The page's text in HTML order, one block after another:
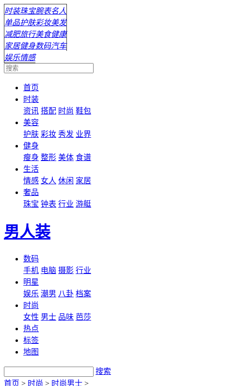
时装珠宝腕表名人
单品护肤彩妆美发
减肥旅行美食健康
家居健身数码汽车
娱乐情感
首页
时装
资讯 搭配 时尚 鞋包
美容
护肤 彩妆 秀发 业界
健身
瘦身 整形 美体 食谱
生活
情感 女人 休闲 家居
奢品
珠宝 钟表 行业 游艇
男人装
数码
手机 电脑 摄影 行业
明星
娱乐 潮男 八卦 档案
时尚
女性 男士 品味 芭莎
热点
标签
地图
搜索
首页 > 时尚 > 时尚男士 >